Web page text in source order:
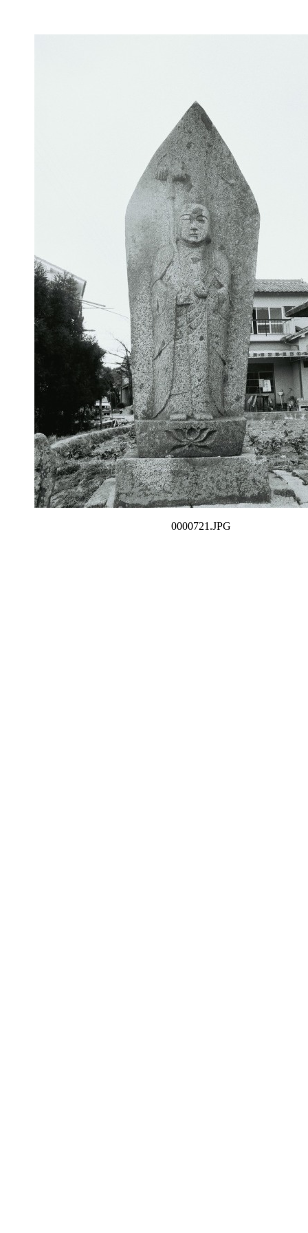
0000721.JPG